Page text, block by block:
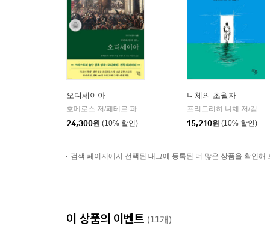
오디세이아
호메로스 저/페테르 파울 루벤스 그림/박문재 역 |
현대지성
24,300원 (10% 할인)
니체의 초월자
프리드리히 니체 저/김철 편역
15,210원 (10% 할인)
검색 페이지에서 선택된 태그에 등록된 더 많은 상품을 확인해
이 상품의 이벤트 (11개)